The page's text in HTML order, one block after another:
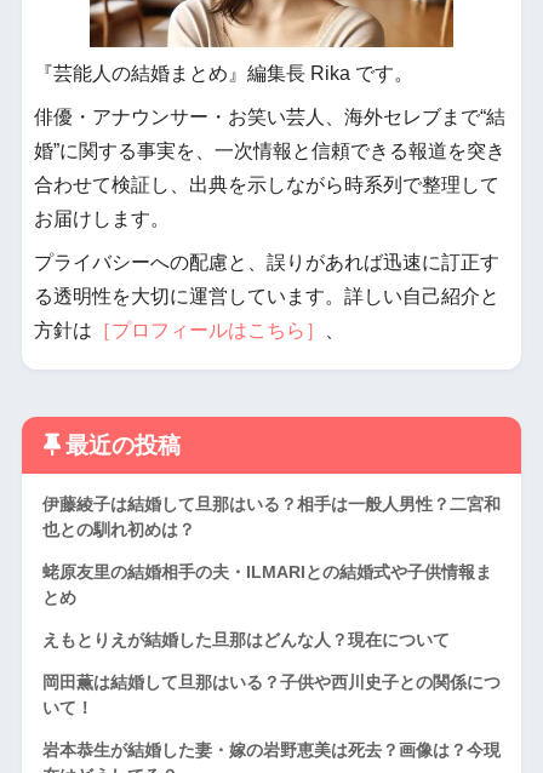
『芸能人の結婚まとめ』編集長 Rika です。
俳優・アナウンサー・お笑い芸人、海外セレブまで“結
婚”に関する事実を、一次情報と信頼できる報道を突き
合わせて検証し、出典を示しながら時系列で整理して
お届けします。
プライバシーへの配慮と、誤りがあれば迅速に訂正す
る透明性を大切に運営しています。詳しい自己紹介と
方針は ［プロフィールはこちら］
最近の投稿
伊藤綾子は結婚して旦那はいる？相手は一般人男性？二宮和
也との馴れ初めは？
蛯原友里の結婚相手の夫・ILMARIとの結婚式や子供情報ま
とめ
えもとりえが結婚した旦那はどんな人？現在について
岡田薫は結婚して旦那はいる？子供や西川史子との関係につ
いて！
岩本恭生が結婚した妻・嫁の岩野恵美は死去？画像は？今現